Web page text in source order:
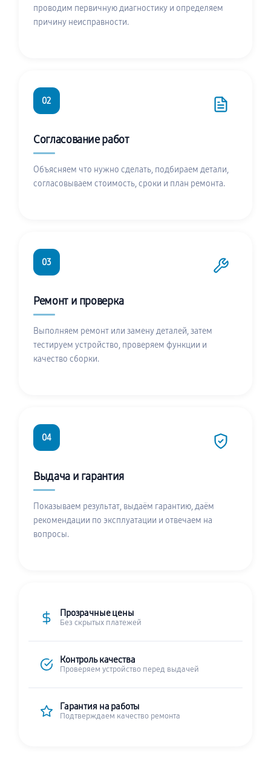
проводим первичную диагностику и определяем
причину неисправности.
02
Согласование работ
Объясняем что нужно сделать, подбираем детали,
согласовываем стоимость, сроки и план ремонта.
03
Ремонт и проверка
Выполняем ремонт или замену деталей, затем
тестируем устройство, проверяем функции и
качество сборки.
04
Выдача и гарантия
Показываем результат, выдаём гарантию, даём
рекомендации по эксплуатации и отвечаем на
вопросы.
Прозрачные цены
Без скрытых платежей
Контроль качества
Проверяем устройство перед выдачей
Гарантия на работы
Подтверждаем качество ремонта